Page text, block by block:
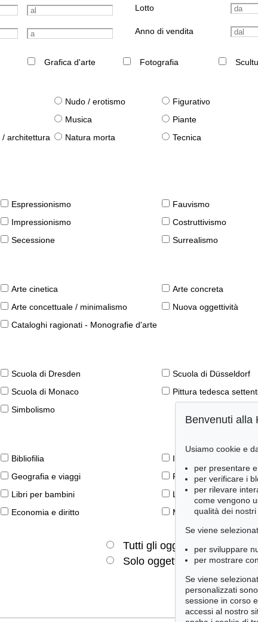
Lotto
Anno di vendita
Grafica d'arte Fotografia
Nudo / erotismo Figurativo
Musica Piante
/ architettura Natura morta Tecnica
Espressionismo Fauvismo
Impressionismo Costruttivismo
Secessione Surrealismo
Arte cinetica Arte concreta
Arte concettuale / minimalismo Nuova oggettività
Cataloghi ragionati - Monografie d'arte
Scuola di Dresden Scuola di Düsseldorf
Scuola di Monaco Pittura tedesca
Simbolismo
Bibliofilia Il libro e la modernità
Geografia e viaggi Prime edizioni
Libri per bambini Lifestyle
Economia e diritto Meraviglie della
Tutti gli oggetti
Solo oggetti venduti
Benvenuti alla
Usiamo cookie e
per presentare
per verificare i
per rilevare
come vengono
qualità dei nostri
Se viene
per sviluppare
per mostrare
Se viene
personalizzati
sessione in corso
accessi al nostro